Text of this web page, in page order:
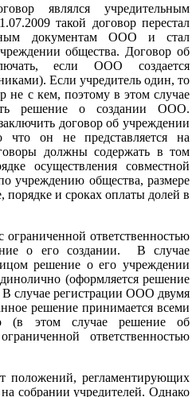
являлся учредительным
такой договор перестал
документам ООО и стал
общества. Договор об
если ООО создается
Если учредитель один, то
не с кем, поэтому в этом случае
решение о создании ООО.
договор об учреждении
что он не представляется на
должны содержать в том
осуществления совместной
учреждению общества, размере
порядке и сроках оплаты долей в
ограниченной ответственностью
о его создании. В случае
решение о его учреждении
(оформляется решение
В случае регистрации ООО двумя
решение принимается всеми
(в этом случае решение об
ответственностью
регламентирующих
собрании учредителей. Однако